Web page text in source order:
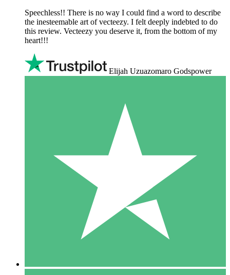
Speechless!! There is no way I could find a word to describe
the inesteemable art of vecteezy. I felt deeply indebted to do
this review. Vecteezy you deserve it, from the bottom of my
heart!!!
Elijah Uzuazomaro Godspower